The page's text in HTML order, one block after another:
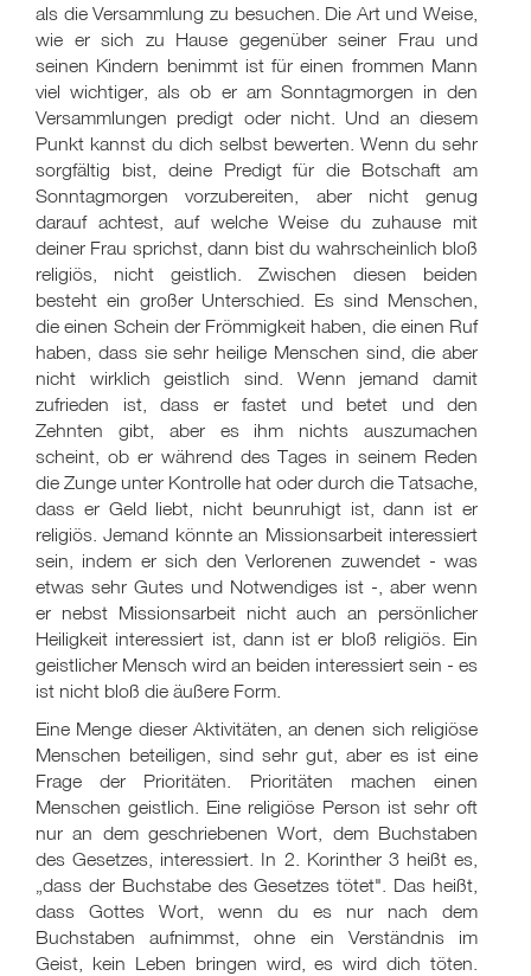
als die Versammlung zu besuchen. Die Art und Weise,
wie er sich zu Hause gegenüber seiner Frau und
seinen Kindern benimmt ist für einen frommen Mann
viel wichtiger, als ob er am Sonntagmorgen in den
Versammlungen predigt oder nicht. Und an diesem
Punkt kannst du dich selbst bewerten. Wenn du sehr
sorgfältig bist, deine Predigt für die Botschaft am
Sonntagmorgen vorzubereiten, aber nicht genug
darauf achtest, auf welche Weise du zuhause mit
deiner Frau sprichst, dann bist du wahrscheinlich bloß
religiös, nicht geistlich. Zwischen diesen beiden
besteht ein großer Unterschied. Es sind Menschen,
die einen Schein der Frömmigkeit haben, die einen Ruf
haben, dass sie sehr heilige Menschen sind, die aber
nicht wirklich geistlich sind. Wenn jemand damit
zufrieden ist, dass er fastet und betet und den
Zehnten gibt, aber es ihm nichts auszumachen
scheint, ob er während des Tages in seinem Reden
die Zunge unter Kontrolle hat oder durch die Tatsache,
dass er Geld liebt, nicht beunruhigt ist, dann ist er
religiös. Jemand könnte an Missionsarbeit interessiert
sein, indem er sich den Verlorenen zuwendet - was
etwas sehr Gutes und Notwendiges ist -, aber wenn
er nebst Missionsarbeit nicht auch an persönlicher
Heiligkeit interessiert ist, dann ist er bloß religiös. Ein
geistlicher Mensch wird an beiden interessiert sein - es
ist nicht bloß die äußere Form.
Eine Menge dieser Aktivitäten, an denen sich religiöse
Menschen beteiligen, sind sehr gut, aber es ist eine
Frage der Prioritäten. Prioritäten machen einen
Menschen geistlich. Eine religiöse Person ist sehr oft
nur an dem geschriebenen Wort, dem Buchstaben
des Gesetzes, interessiert. In 2. Korinther 3 heißt es,
„dass der Buchstabe des Gesetzes tötet". Das heißt,
dass Gottes Wort, wenn du es nur nach dem
Buchstaben aufnimmst, ohne ein Verständnis im
Geist, kein Leben bringen wird, es wird dich töten.